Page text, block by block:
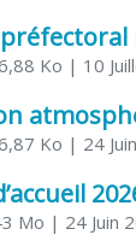
Ko | 10
Ko | 24
Mo | 24 Juin